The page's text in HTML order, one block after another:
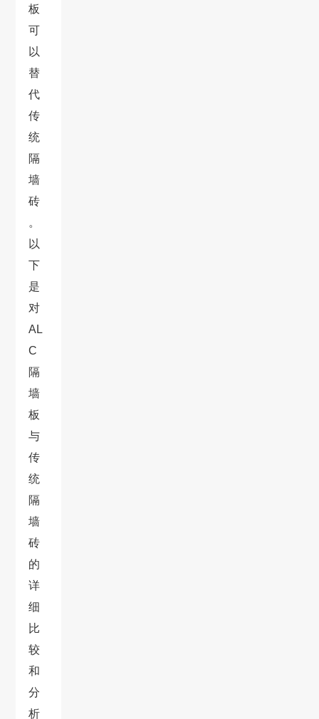
板
可
以
替
代
传
统
隔
墙
砖
。
以
下
是
对
AL
C
隔
墙
板
与
传
统
隔
墙
砖
的
详
细
比
较
和
分
析